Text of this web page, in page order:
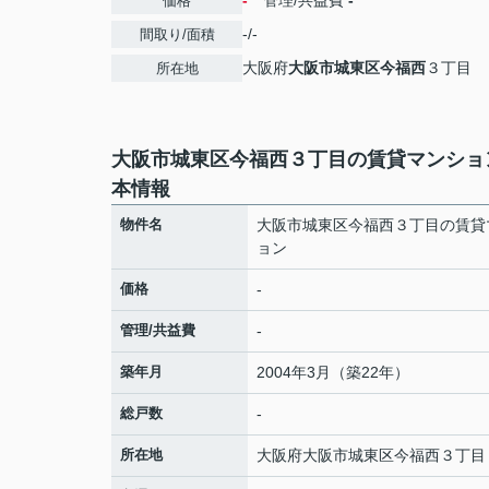
間取り/面積 -/-
所在地 大阪府大阪市城東区今福西３丁目
大阪市城東区今福西３丁目の賃貸マンシ
本情報
物件名
大阪市城東区今福西３丁目の賃
ョン
価格 -
管理/共益費 -
築年月 2004年3月（築22年）
総戸数 -
所在地 大阪府大阪市城東区今福西３丁目